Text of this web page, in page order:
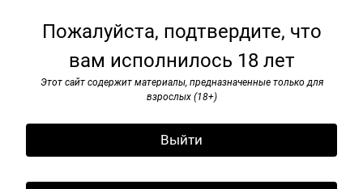
Пожалуйста, подтвердите, что
вам исполнилось 18 лет
Этот сайт содержит материалы, предназначенные только для
взрослых (18+)
Выйти
Glasses